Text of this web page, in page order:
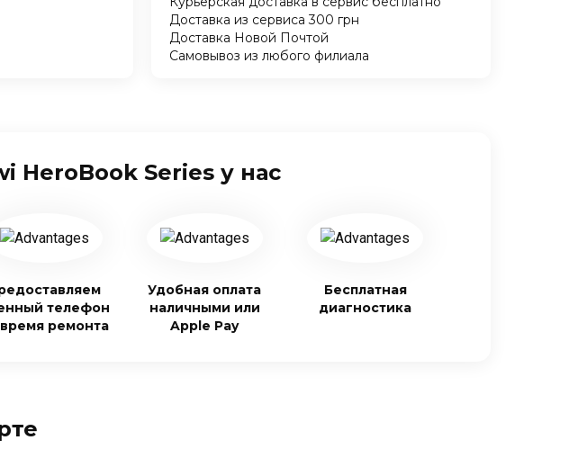
Доставка из сервиса 300 грн
Доставка Новой Почтой
Самовывоз из любого филиала
HeroBook Series у нас
телефон
ремонта
Удобная оплата
наличными или
Apple Pay
Бесплатная
диагностика